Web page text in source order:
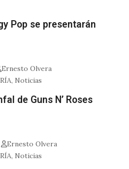
Pop se presentarán
Ernesto Olvera
, Noticias
de Guns N’ Roses
Ernesto Olvera
, Noticias